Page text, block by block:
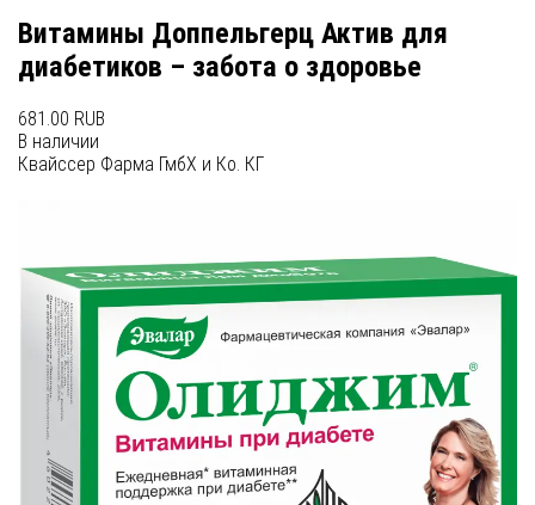
Витамины Доппельгерц Актив для
диабетиков – забота о здоровье
681.00 RUB
В наличии
Квайссер Фарма ГмбХ и Ко. КГ